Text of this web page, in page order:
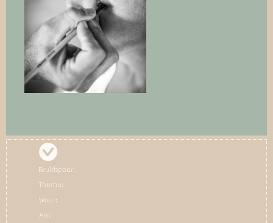
Bruidspaar:
Thema:
Waar:
Als: